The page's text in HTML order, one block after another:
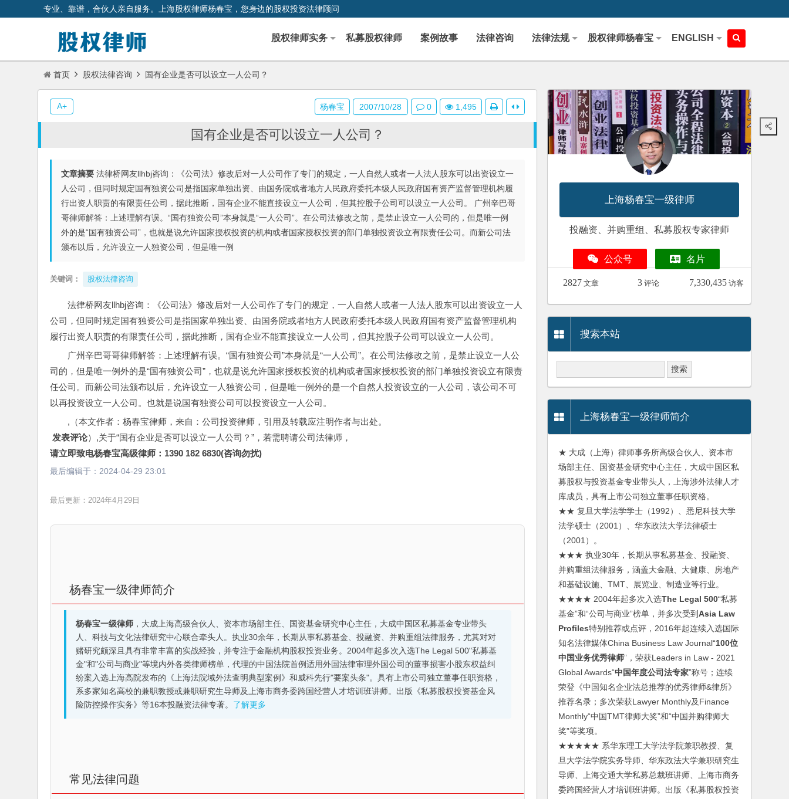
专业、靠谱，合伙人亲自服务。上海股权律师杨春宝，您身边的股权投资法律顾问
股权律师实务 私募股权律师 案例故事 法律咨询 法律法规 股权律师杨春宝 ENGLISH
首页 股权法律咨询 国有企业是否可以设立一人公司？
国有企业是否可以设立一人公司？
文章摘要 法律桥网友llhbj咨询：《公司法》修改后对一人公司作了专门的规定，一人自然人或者一人法人股东可以出资设立一
人公司，但同时规定国有独资公司是指国家单独出资、由国务院或者地方人民政府委托本级人民政府国有资产监督管理机构履
行出资人职责的有限责任公司，据此推断，国有企业不能直接设立一人公司，但其控股子公司可以设立一人公司。 广州辛巴哥
哥律师解答：上述理解有误。“国有独资公司”本身就是“一人公司”。在公司法修改之前，是禁止设立一人公司的，但是唯一例
外的是“国有独资公司”，也就是说允许国家授权投资的机构或者国家授权投资的部门单独投资设立有限责任公司。而新公司法
颁布以后，允许设立一人独资公司，但是唯一例
关键词： 股权法律咨询
法律桥网友llhbj咨询：《公司法》修改后对一人公司作了专门的规定，一人自然人或者一人法人股东可以出资设立一人
公司，但同时规定国有独资公司是指国家单独出资、由国务院或者地方人民政府委托本级人民政府国有资产监督管理机构
履行出资人职责的有限责任公司，据此推断，国有企业不能直接设立一人公司，但其控股子公司可以设立一人公司。
广州辛巴哥哥律师解答：上述理解有误。“国有独资公司”本身就是“一人公司”。在公司法修改之前，是禁止设立一人公
司的，但是唯一例外的是“国有独资公司”，也就是说允许国家授权投资的机构或者国家授权投资的部门单独投资设立有限责
任公司。而新公司法颁布以后，允许设立一人独资公司，但是唯一例外的是一个自然人投资设立的一人公司，该公司不可
以再投资设立一人公司。也就是说国有独资公司可以投资设立一人公司。
,（本文作者：杨春宝律师，来自：公司投资律师，引用及转载应注明作者与出处。
发表评论）,关于“国有企业是否可以设立一人公司？”，若需聘请公司法律师，
请立即致电杨春宝高级律师：1390 182 6830(咨询勿扰)
最后编辑于： 2024-04-29 23:01
最后更新：2024年4月29日
杨春宝一级律师简介
杨春宝一级律师，大成上海高级合伙人、资本市场部主任、国资基金研究中心主任，大成中国区私募基金专业带头
人、科技与文化法律研究中心联合牵头人。执业30余年，长期从事私募基金、投融资、并购重组法律服务，尤其对对
赌研究颇深且具有非常丰富的实战经验，并专注于金融机构股权投资业务。2004年起多次入选The Legal 500"私募基
金"和"公司与商业"等境内外各类律师榜单，代理的中国法院首例适用外国法律审理外国公司的董事损害小股东权益纠
纷案入选上海高院发布的《上海法院域外法查明典型案例》和威科先行"要案头条"。具有上市公司独立董事任职资格，
系多家知名高校的兼职教授或兼职研究生导师及上海市商务委跨国经营人才培训班讲师。出版《私募股权投资基金风
险防控操作实务》等16本投融资法律专著。 了解更多
常见法律问题
杨春宝 2007/10/28 0 1,495
A+
上海杨春宝一级律师
投融资、并购重组、私募股权专家律师
公众号 名片
2827 文章 3 评论 7,330,435 访客
搜索本站
上海杨春宝一级律师简介
★ 大成（上海）律师事务所高级合伙人、资本市
场部主任、国资基金研究中心主任，大成中国区私
募股权与投资基金专业带头人，上海涉外法律人才
库成员，具有上市公司独立董事任职资格。
★★ 复旦大学法学学士（1992）、悉尼科技大学
法学硕士（2001）、华东政法大学法律硕士
（2001）。
★★★ 执业30年，长期从事私募基金、投融资、
并购重组法律服务，涵盖大金融、大健康、房地产
和基础设施、TMT、展览业、制造业等行业。
★★★★ 2004年起多次入选The Legal 500“私募
基金”和“公司与商业”榜单，并多次受到Asia Law
Profiles特别推荐或点评，2016年起连续入选国际
知名法律媒体China Business Law Journal“100位
中国业务优秀律师”，荣获Leaders in Law - 2021
Global Awards“中国年度公司法专家”称号；连续
荣登《中国知名企业法总推荐的优秀律师&律所》
推荐名录；多次荣获Lawyer Monthly及Finance
Monthly“中国TMT律师大奖”和“中国并购律师大
奖”等奖项。
★★★★★ 系华东理工大学法学院兼职教授、复
旦大学法学院实务导师、华东政法大学兼职研究生
导师、上海交通大学私募总裁班讲师、上海市商务
委跨国经营人才培训班讲师。出版《私募股权投资